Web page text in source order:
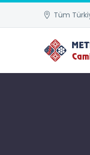
Tüm